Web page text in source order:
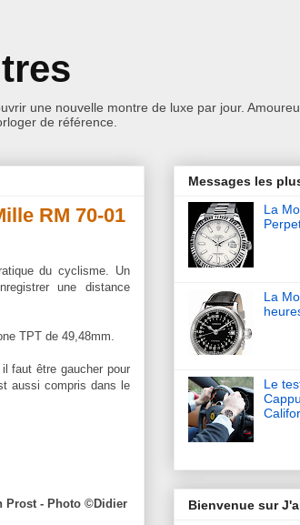
une nouvelle montre de luxe par jour.
de référence.
RM 70-01
du cyclisme. Un
une distance
TPT de 49,48mm.
faut être gaucher pour
aussi compris dans le
Prost - Photo ©Didier
Messages les
La
La
Le
Bienvenue sur